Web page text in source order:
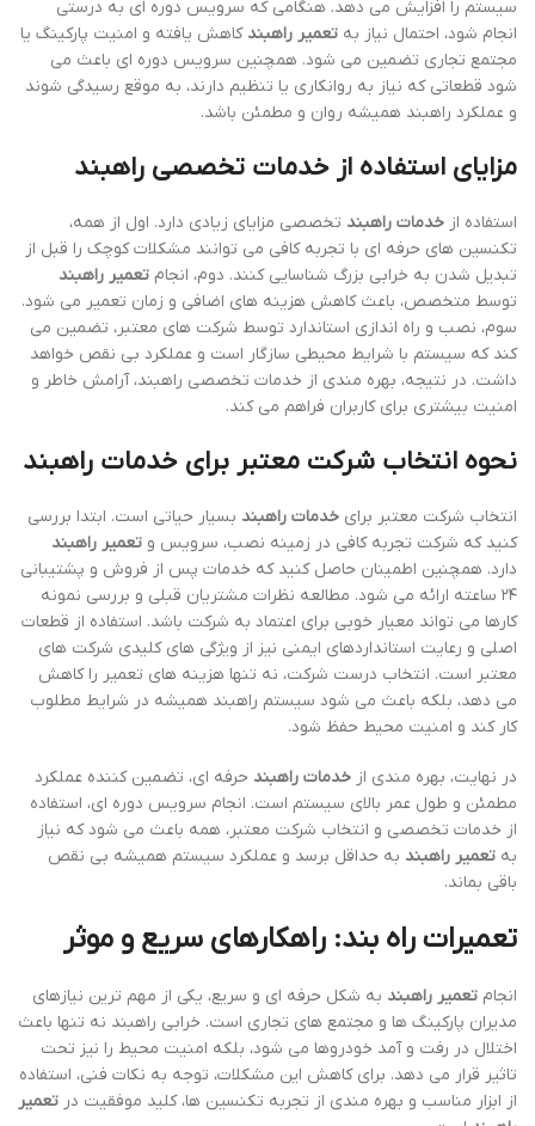
مشکلات رایج
تعمیر راهبند یکی از مهم ترین خدمات برای تضمین عملکرد صحیح
سیستم های کنترل دسترسی در پارکینگ ها و مجتمع های تجاری است.
و امنیت محیط کاهش می یابد. اصل حرف این است که شناخت مشکل،
ابزار مناسب و رعایت نکات ایمنی، کلید موفقیت در
تعمیر راهبند
شناسایی رایج ترین خرابی های راهبند
برای شروعتعمیر راهبند، باید بدانیم کدام بخش ها بیشتر دچار مشکل
می شوند. رایج ترین خرابی ها شامل موتور راهبند، سنسورها، برد کنترل
و میله راهبند هستند. موتور الکترومکانیک یا هیدرولیک در صورت فشار
بیش از حد یا نوسان برق ممکن است از کار بیفتد. سنسورها در صورت
آلودگی یا تنظیم نادرست سیگنال ها را به درستی دریافت نمی کنند.
دهد و از بروز مشکلات بعدی جلوگیری می کند.
ابزار و تجهیزات لازم برای تعمیر راهبند
برای انجامتعمیر راهبندبه ابزار مناسب نیاز داریم. ابزارهایی مثل پیچ
گوشتی های مختلف، مولتی متر برای بررسی برق و ولتاژ، آچار، روغن و
گریس مخصوص، و تجهیزات ایمنی مانند دستکش و عینک محافظ
ضروری هستند. بدون این ابزارها، تعمیر می تواند خطرناک و غیر مؤثر
باشد. داشتن تجهیزات استاندارد و با کیفیت، تضمین می کند که بعد از
تعمیر، راهبند عملکردی بی نقص خواهد داشت و نیاز به تعمیرات مکرر
کاهش می یابد.
نکات ایمنی هنگام تعمیر راهبند
رعایت نکات ایمنی هنگامتعمیر راهبندضروری است. اول از همه، برق
راهبند را قطع کنید تا از هرگونه شوک الکتریکی جلوگیری شود. همچنین
مطمئن شوید که میله راهبند به صورت مکانیکی ثابت شده باشد تا
محافظت از دست و چشم را تضمین می کند. همچنین توصیه می شود
قطعات برقی کاهش یابد.
در نهایت، موفقیت درتعمیر راهبندبه تجربه، دانش فنی و رعایت ایمنی
وابسته است. اگر این مراحل به درستی اجرا شود، راهبند برای مدت
طولانی با عملکرد پایدار کار خواهد کرد و امنیت پارکینگ و محیط های